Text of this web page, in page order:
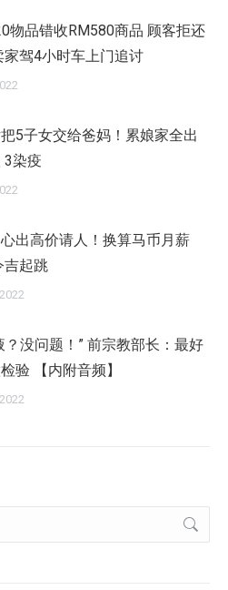
物品错收RM580商品 顾客拒还
家驾4小时车上门追讨
5子女交给爸妈！累娘家全出
3染疫
出高价请人！换算马币月薪
吉起跳
？没问题！” 前宗教部长：最好
验 【内附音频】